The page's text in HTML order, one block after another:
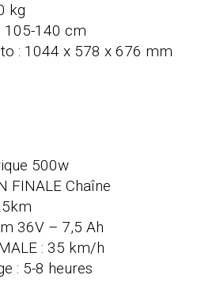
kg
105-140 cm
: 1044 x 578 x 676 mm
500w
FINALE Chaîne
36V – 7,5 Ah
: 35 km/h
: 5-8 heures